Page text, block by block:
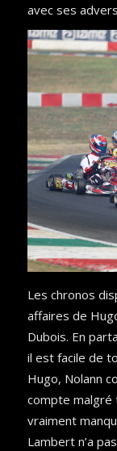
avec ses
Les chronos
affaires de
Dubois. En
il est facile de
Hugo, Nolann
compte malgré
vraiment
Lambert n’a